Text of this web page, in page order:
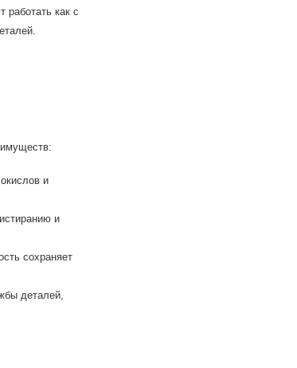
работать как с
и
и
сохраняет
деталей,